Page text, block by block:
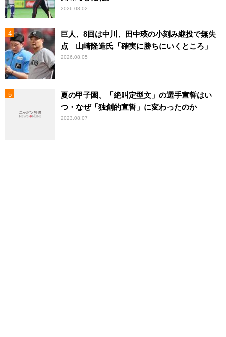
2026.08.02
巨人、8回は中川、田中瑛の小刻み継投で無失
点 山崎隆造氏「確実に勝ちにいくところ」
2026.08.05
夏の甲子園、「絶叫定型文」の選手宣誓はい
つ・なぜ「独創的宣誓」に変わったのか
2023.08.07